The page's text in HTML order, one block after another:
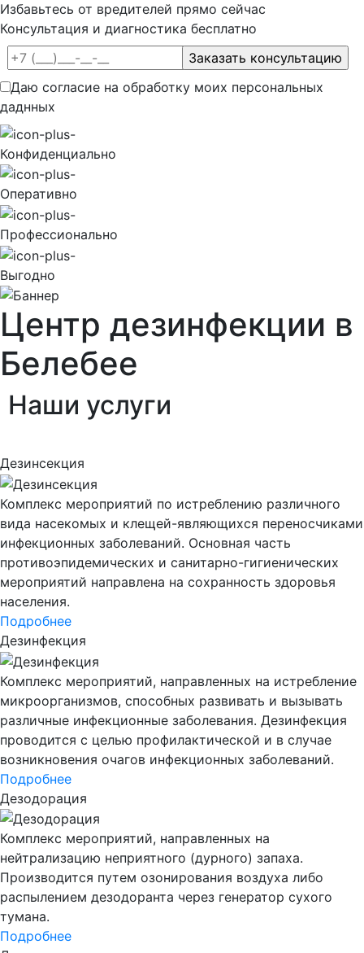
Избавьтесь от вредителей прямо сейчас
Консультация и диагностика бесплатно
Даю согласие на обработку моих персональных
даднных
Конфиденциально
Оперативно
Профессионально
Выгодно
Центр дезинфекции в
Белебее
Наши услуги
Дезинсекция
Комплекс мероприятий по истреблению различного
вида насекомых и клещей-являющихся переносчиками
инфекционных заболеваний. Основная часть
противоэпидемических и санитарно-гигиенических
мероприятий направлена на сохранность здоровья
населения.
Подробнее
Дезинфекция
Комплекс мероприятий, направленных на истребление
микроорганизмов, способных развивать и вызывать
различные инфекционные заболевания. Дезинфекция
проводится с целью профилактической и в случае
возникновения очагов инфекционных заболеваний.
Подробнее
Дезодорация
Комплекс мероприятий, направленных на
нейтрализацию неприятного (дурного) запаха.
Производится путем озонирования воздуха либо
распылением дезодоранта через генератор сухого
тумана.
Подробнее